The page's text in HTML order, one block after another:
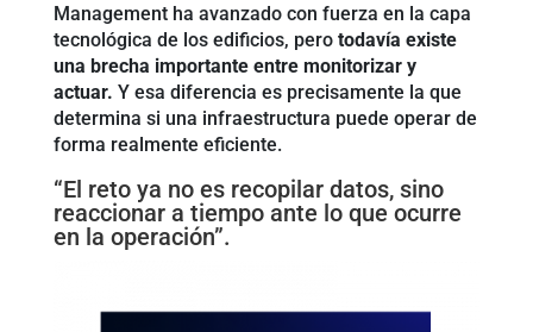
Management ha avanzado con fuerza en la capa
tecnológica de los edificios, pero todavía existe
una brecha importante entre monitorizar y
actuar. Y esa diferencia es precisamente la que
determina si una infraestructura puede operar de
forma realmente eficiente.
“El reto ya no es recopilar datos, sino
reaccionar a tiempo ante lo que ocurre
en la operación”.